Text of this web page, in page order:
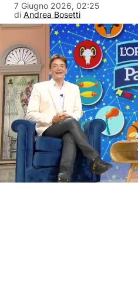
di Andrea Bosetti
7 Giugno 2026, 02:25